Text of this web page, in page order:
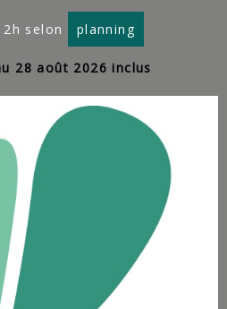
selon planning
28 août 2026 inclus